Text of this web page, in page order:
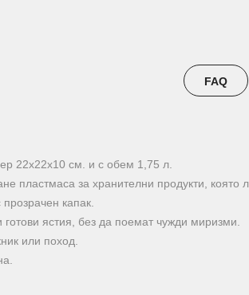
FAQ
22х22х10 см. и с обем 1,75 л.
пластмаса за хранителни продукти, която
капак.
ястия, без да поемат чужди миризми.
или поход.